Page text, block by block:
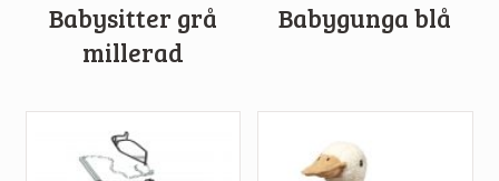
Babysitter grå
millerad
Babygunga blå